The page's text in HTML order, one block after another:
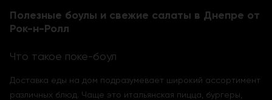
Полезные боулы и свежие салаты в Днепре от
Рок-н-Ролл
Что такое поке-боул
Доставка еды на дом подразумевает широкий ассортимент
различных блюд. Чаще это итальянская пицца, бургеры,